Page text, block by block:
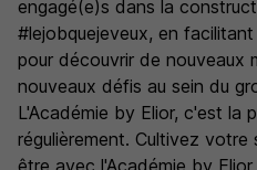
engagé(e)s dans la
#lejobquejeveux, en
pour découvrir de nouveaux
nouveaux défis au sein du
L'Académie by Elior, c'est la
régulièrement. Cultivez
être avec l'Académie by